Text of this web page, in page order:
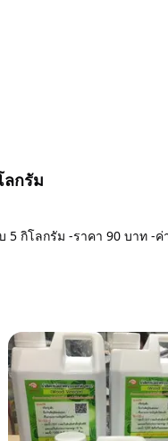
ลกรัม
กิโลกรัม -ราคา 90 บาท -ค่